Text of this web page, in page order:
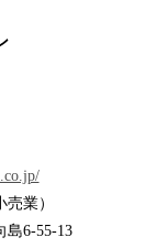
業）
島6-55-13